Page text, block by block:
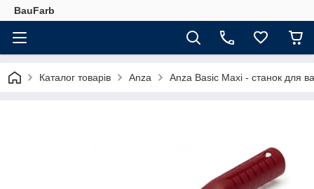
BauFarb
Каталог товарів Anza Anza Basic Maxi - станок для